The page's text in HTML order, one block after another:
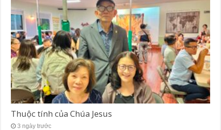
Thuộc tính của Chúa Jesus
3 ngày trước